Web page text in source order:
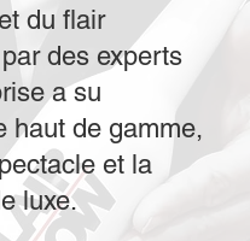
du flair
des experts
a su
haut de gamme,
et la
luxe.